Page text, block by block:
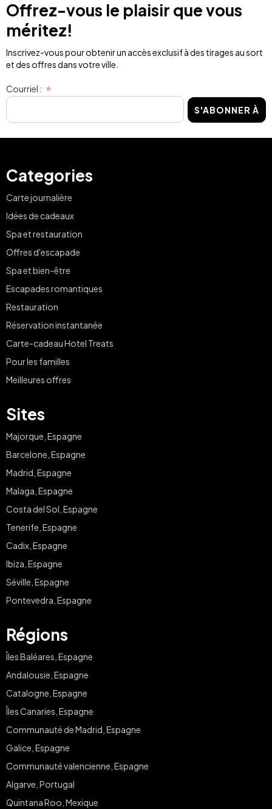
Offrez-vous le plaisir que vous
méritez!
Inscrivez-vous pour obtenir un accès exclusif à des tirages au sort
et des offres dans votre ville.
Courriel :
S'ABONNER À
Categories
Carte journalière
Idées de cadeaux
Spa et restauration
Offres d'escapade
Spa et bien-être
Escapades romantiques
Restauration
Réservation instantanée
Carte-cadeau Hotel Treats
Pour les familles
Meilleures offres
Sites
Majorque, Espagne
Barcelone, Espagne
Madrid, Espagne
Malaga, Espagne
Costa del Sol, Espagne
Tenerife, Espagne
Cadix, Espagne
Ibiza, Espagne
Séville, Espagne
Pontevedra, Espagne
Régions
Îles Baléares, Espagne
Andalousie, Espagne
Catalogne, Espagne
Îles Canaries, Espagne
Communauté de Madrid, Espagne
Galice, Espagne
Communauté valencienne, Espagne
Algarve, Portugal
Quintana Roo, Mexique